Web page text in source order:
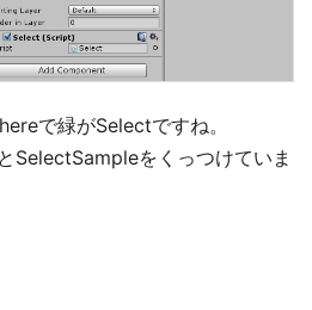
で緑がSelectですね。
SelectSampleをくっつけていま